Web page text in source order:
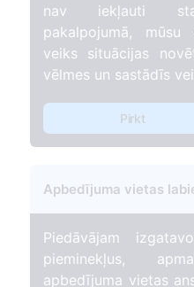
nav iekļauti
pakalpojumā, mūsu
veiks situācijas
vēlmes un sastādīs
Pirkt
Apbedījuma vietas
Piedāvājam
pieminekļus,
apbedījuma vietas